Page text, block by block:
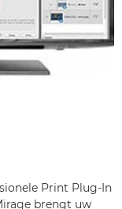
Print Plug-In
brengt uw